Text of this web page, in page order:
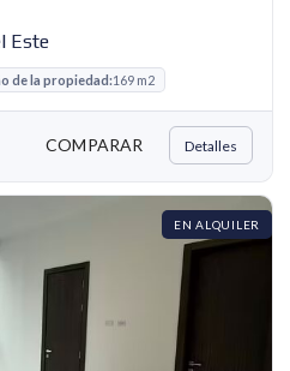
Este
de la propiedad:169 m2
COMPARAR Detalles
EN ALQUILER